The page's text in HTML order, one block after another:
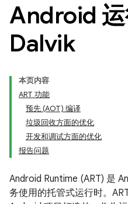
Android
Dalvik
本页内容
ART 功能
预先 (AOT) 编译
垃圾回收方面的优化
开发和调试方面的优化
报告问题
Android Runtime (ART) 是
务使用的托管式运行时。